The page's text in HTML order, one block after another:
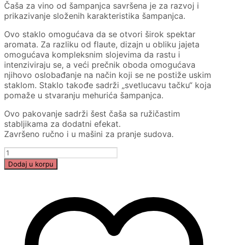
Čaša za vino od šampanjca savršena je za razvoj i
prikazivanje složenih karakteristika šampanjca.
Ovo staklo omogućava da se otvori širok spektar
aromata. Za razliku od flaute, dizajn u obliku jajeta
omogućava kompleksnim slojevima da rastu i
intenziviraju se, a veći prečnik oboda omogućava
njihovo oslobađanje na način koji se ne postiže uskim
staklom. Staklo takođe sadrži „svetlucavu tačku“ koja
pomaže u stvaranju mehurića šampanjca.
Ovo pakovanje sadrži šest čaša sa ružičastim
stabljikama za dodatni efekat.
Završeno ručno i u mašini za pranje sudova.
FATTO
A
MANO
količina
Dodaj u korpu